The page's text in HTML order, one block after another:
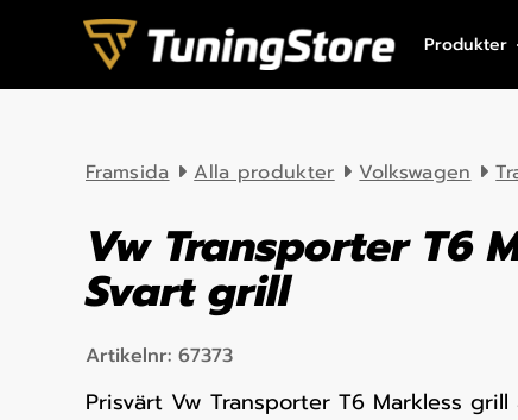
Skip to content
Produkter
Framsida Alla produkter Volkswagen
Vw Transporter T6
Svart grill
Artikelnr: 67373
Prisvärt Vw Transporter T6 Markless grill